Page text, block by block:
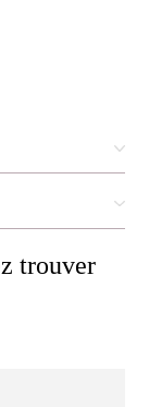
trouver